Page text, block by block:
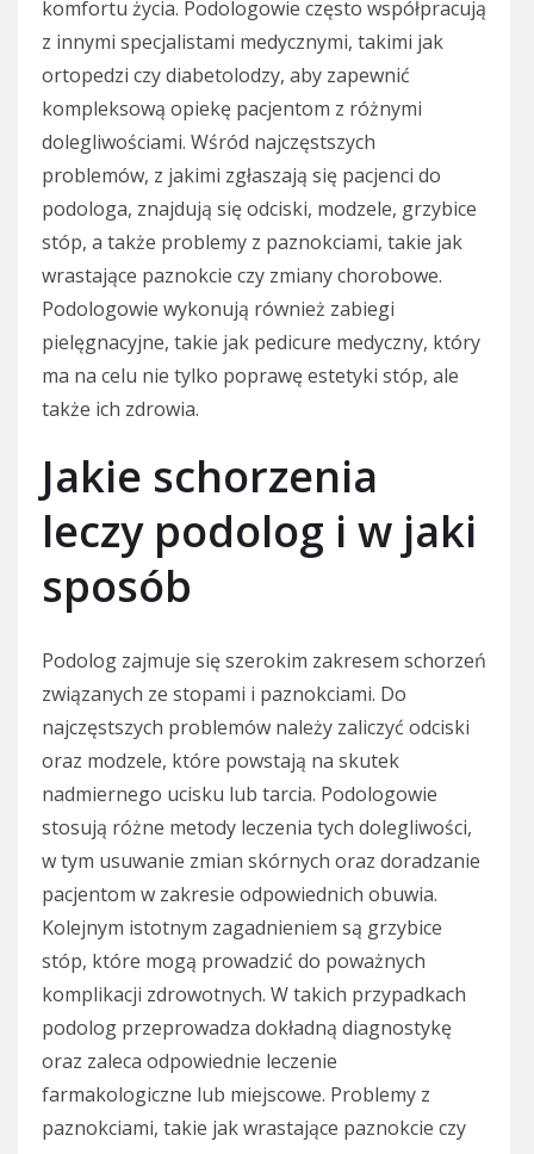
komfortu życia. Podologowie często współpracują
z innymi specjalistami medycznymi, takimi jak
ortopedzi czy diabetolodzy, aby zapewnić
kompleksową opiekę pacjentom z różnymi
dolegliwościami. Wśród najczęstszych
problemów, z jakimi zgłaszają się pacjenci do
podologa, znajdują się odciski, modzele, grzybice
stóp, a także problemy z paznokciami, takie jak
wrastające paznokcie czy zmiany chorobowe.
Podologowie wykonują również zabiegi
pielęgnacyjne, takie jak pedicure medyczny, który
ma na celu nie tylko poprawę estetyki stóp, ale
także ich zdrowia.
Jakie schorzenia
leczy podolog i w jaki
sposób
Podolog zajmuje się szerokim zakresem schorzeń
związanych ze stopami i paznokciami. Do
najczęstszych problemów należy zaliczyć odciski
oraz modzele, które powstają na skutek
nadmiernego ucisku lub tarcia. Podologowie
stosują różne metody leczenia tych dolegliwości,
w tym usuwanie zmian skórnych oraz doradzanie
pacjentom w zakresie odpowiednich obuwia.
Kolejnym istotnym zagadnieniem są grzybice
stóp, które mogą prowadzić do poważnych
komplikacji zdrowotnych. W takich przypadkach
podolog przeprowadza dokładną diagnostykę
oraz zaleca odpowiednie leczenie
farmakologiczne lub miejscowe. Problemy z
paznokciami, takie jak wrastające paznokcie czy